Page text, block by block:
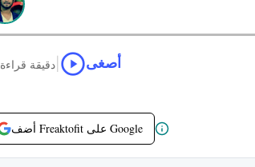
12 دقيقة قراءة أصغى
أضف Freaktofit على Google